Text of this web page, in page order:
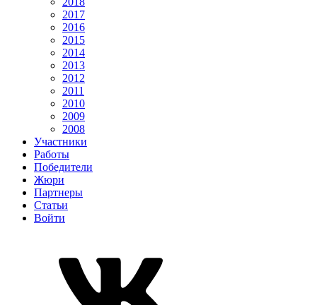
2017
2016
2015
2014
2013
2012
2011
2010
2009
2008
Участники
Работы
Победители
Жюри
Партнеры
Статьи
Войти